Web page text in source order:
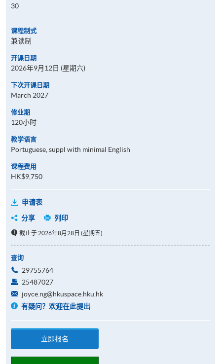
30
课程制式
兼读制
开课日期
2026年9月12日 (星期六)
下次开课日期
March 2027
修业期
120小时
教学语言
Portuguese, suppl with minimal English
课程费用
HK$9,750
申请表
分享
列印
截止于 2026年8月28日 (星期五)
查询
29755764
25487027
joyce.ng@hkuspace.hku.hk
有疑问？欢迎在此提出
立即报名